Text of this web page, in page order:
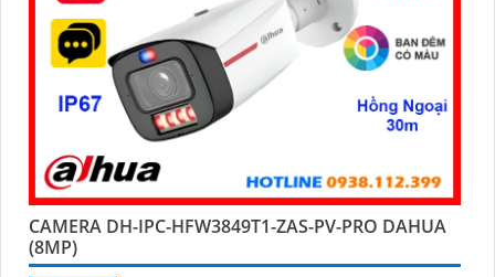
CAMERA DH-IPC-HFW3849T1-ZAS-PV-PRO DAHUA
(8MP)